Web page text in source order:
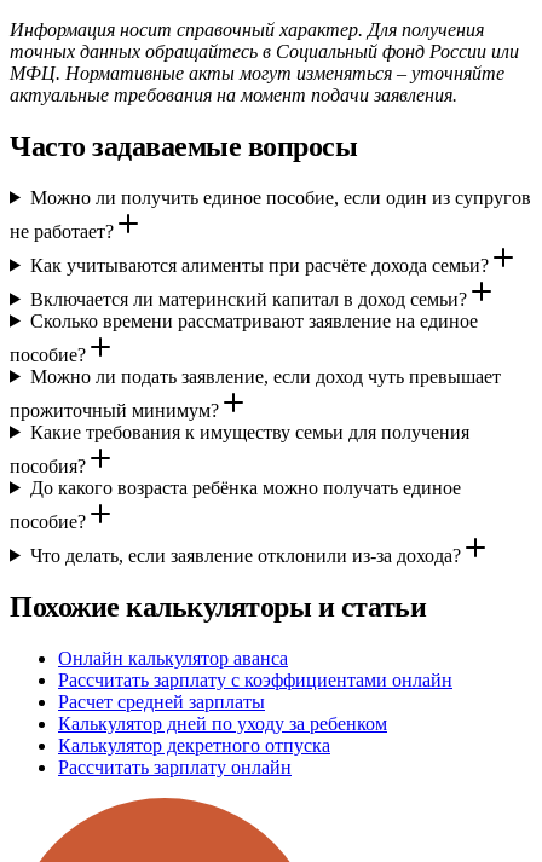
Информация носит справочный характер. Для получения
точных данных обращайтесь в Социальный фонд России или
МФЦ. Нормативные акты могут изменяться – уточняйте
актуальные требования на момент подачи заявления.
Часто задаваемые вопросы
Можно ли получить единое пособие, если один из супругов
не работает?
Как учитываются алименты при расчёте дохода семьи?
Включается ли материнский капитал в доход семьи?
Сколько времени рассматривают заявление на единое
пособие?
Можно ли подать заявление, если доход чуть превышает
прожиточный минимум?
Какие требования к имуществу семьи для получения
пособия?
До какого возраста ребёнка можно получать единое
пособие?
Что делать, если заявление отклонили из-за дохода?
Похожие калькуляторы и статьи
Онлайн калькулятор аванса
Рассчитать зарплату с коэффициентами онлайн
Расчет средней зарплаты
Калькулятор дней по уходу за ребенком
Калькулятор декретного отпуска
Рассчитать зарплату онлайн